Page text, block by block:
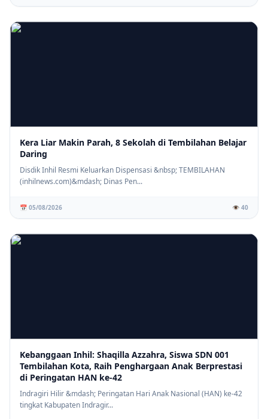
Kera Liar Makin Parah, 8 Sekolah di Tembilahan Belajar
Daring
Disdik Inhil Resmi Keluarkan Dispensasi &nbsp; TEMBILAHAN
(inhilnews.com)&mdash; Dinas Pen...
📅 05/08/2026 👁️ 40
Kebanggaan Inhil: Shaqilla Azzahra, Siswa SDN 001
Tembilahan Kota, Raih Penghargaan Anak Berprestasi
di Peringatan HAN ke-42
Indragiri Hilir &mdash; Peringatan Hari Anak Nasional (HAN) ke-42
tingkat Kabupaten Indragir...